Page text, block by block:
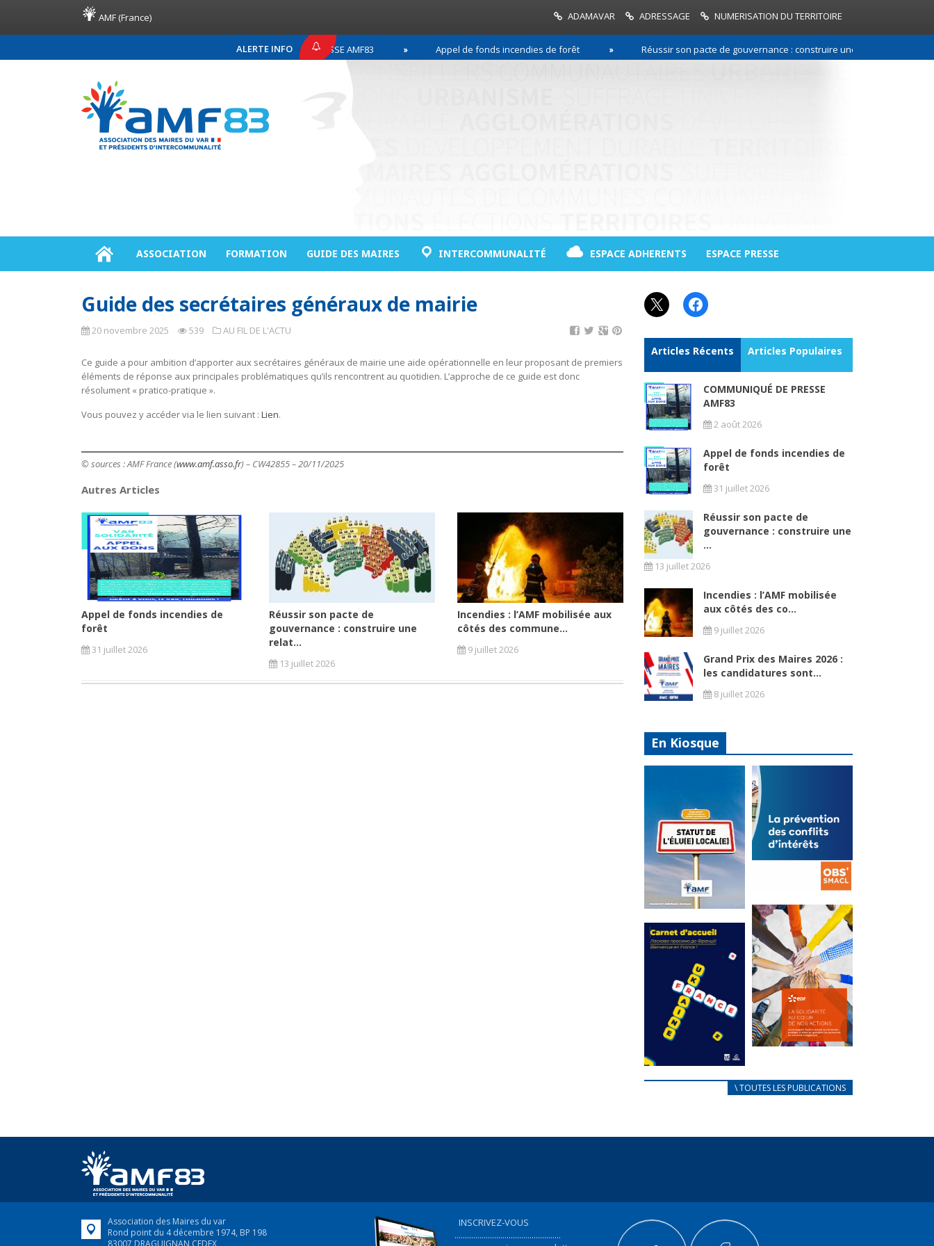
AMF (France) ADAMAVAR ADRESSAGE NUMERISATION DU TERRITOIRE
ALERTE INFO
COMMUNIQUÉ DE PRESSE AMF83 Appel de fonds incendies de forêt Réussir son pacte de gouvernance : construire une relation de
ASSOCIATION FORMATION GUIDE DES MAIRES INTERCOMMUNALITÉ ESPACE ADHERENTS ESPACE PRESSE
Guide des secrétaires généraux de mairie
20 novembre 2025 539 AU FIL DE L'ACTU
Ce guide a pour ambition d’apporter aux secrétaires généraux de mairie une aide opérationnelle en leur proposant de premiers
éléments de réponse aux principales problématiques qu’ils rencontrent au quotidien. L’approche de ce guide est donc
résolument « pratico-pratique ».
Vous pouvez y accéder via le lien suivant : Lien.
© sources : AMF France (www.amf.asso.fr) – CW42855 – 20/11/2025
Autres Articles
Appel de fonds incendies de
forêt
31 juillet 2026
Réussir son pacte de
gouvernance : construire une
relat...
13 juillet 2026
Incendies : l’AMF mobilisée aux
côtés des commune...
9 juillet 2026
X Facebook
Articles Récents Articles Populaires
COMMUNIQUÉ DE PRESSE
AMF83
2 août 2026
Appel de fonds incendies de
forêt
31 juillet 2026
Réussir son pacte de
gouvernance : construire une
...
13 juillet 2026
Incendies : l’AMF mobilisée
aux côtés des co...
9 juillet 2026
Grand Prix des Maires 2026 :
les candidatures sont...
8 juillet 2026
En Kiosque
Statut de
l’élu local
Mise à jour avril
2024
FEUILLETER
La
prévention
des conflits
d’intérêts
18 septembre 2023
FEUILLETER
au coeur de
nos actions
en France,...
FEUILLETER
\ TOUTES LES PUBLICATIONS
Association des Maires du var
Rond point du 4 décembre 1974, BP 198
83007 DRAGUIGNAN CEDEX
INSCRIVEZ-VOUS
...................................................